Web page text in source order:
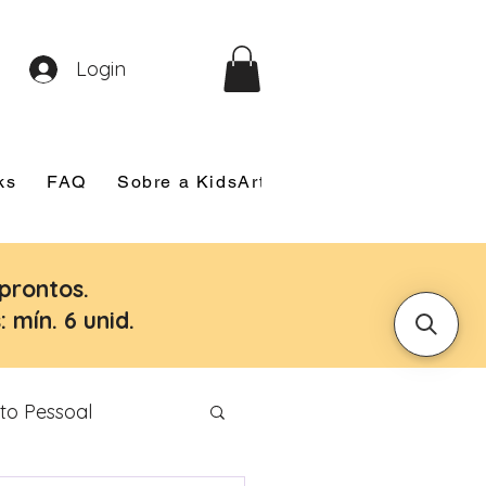
FAQ Sobre a KidsArt
Login
mín. 6 unid.
Pessoal